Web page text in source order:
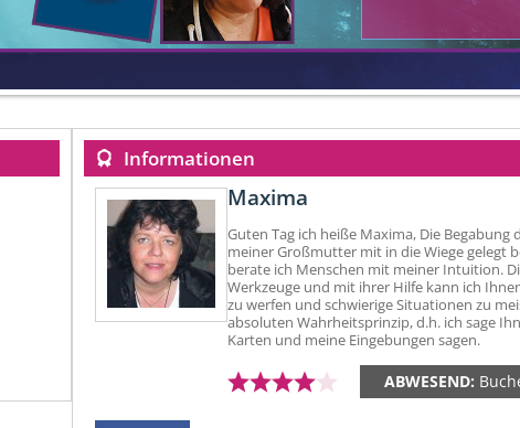
Informationen
Maxima
Guten Tag ich heiße Maxima, Die Begabung
meiner Großmutter mit in die Wiege gelegt
berate ich Menschen mit meiner Intuition.
Werkzeuge und mit ihrer Hilfe kann ich
zu werfen und schwierige Situationen zu
absoluten Wahrheitsprinzip, d.h. ich sage
Karten und meine Eingebungen sagen.
ABWESEND: